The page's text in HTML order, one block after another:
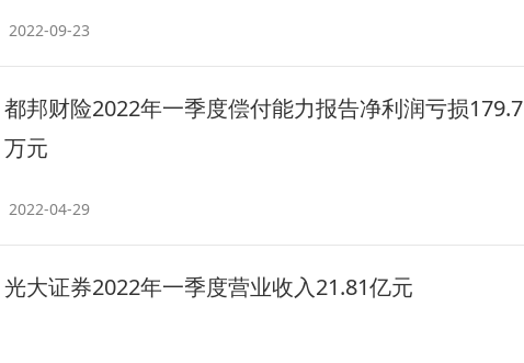
2022-09-23
都邦财险2022年一季度偿付能力报告净利润亏损179.7
万元
2022-04-29
光大证券2022年一季度营业收入21.81亿元